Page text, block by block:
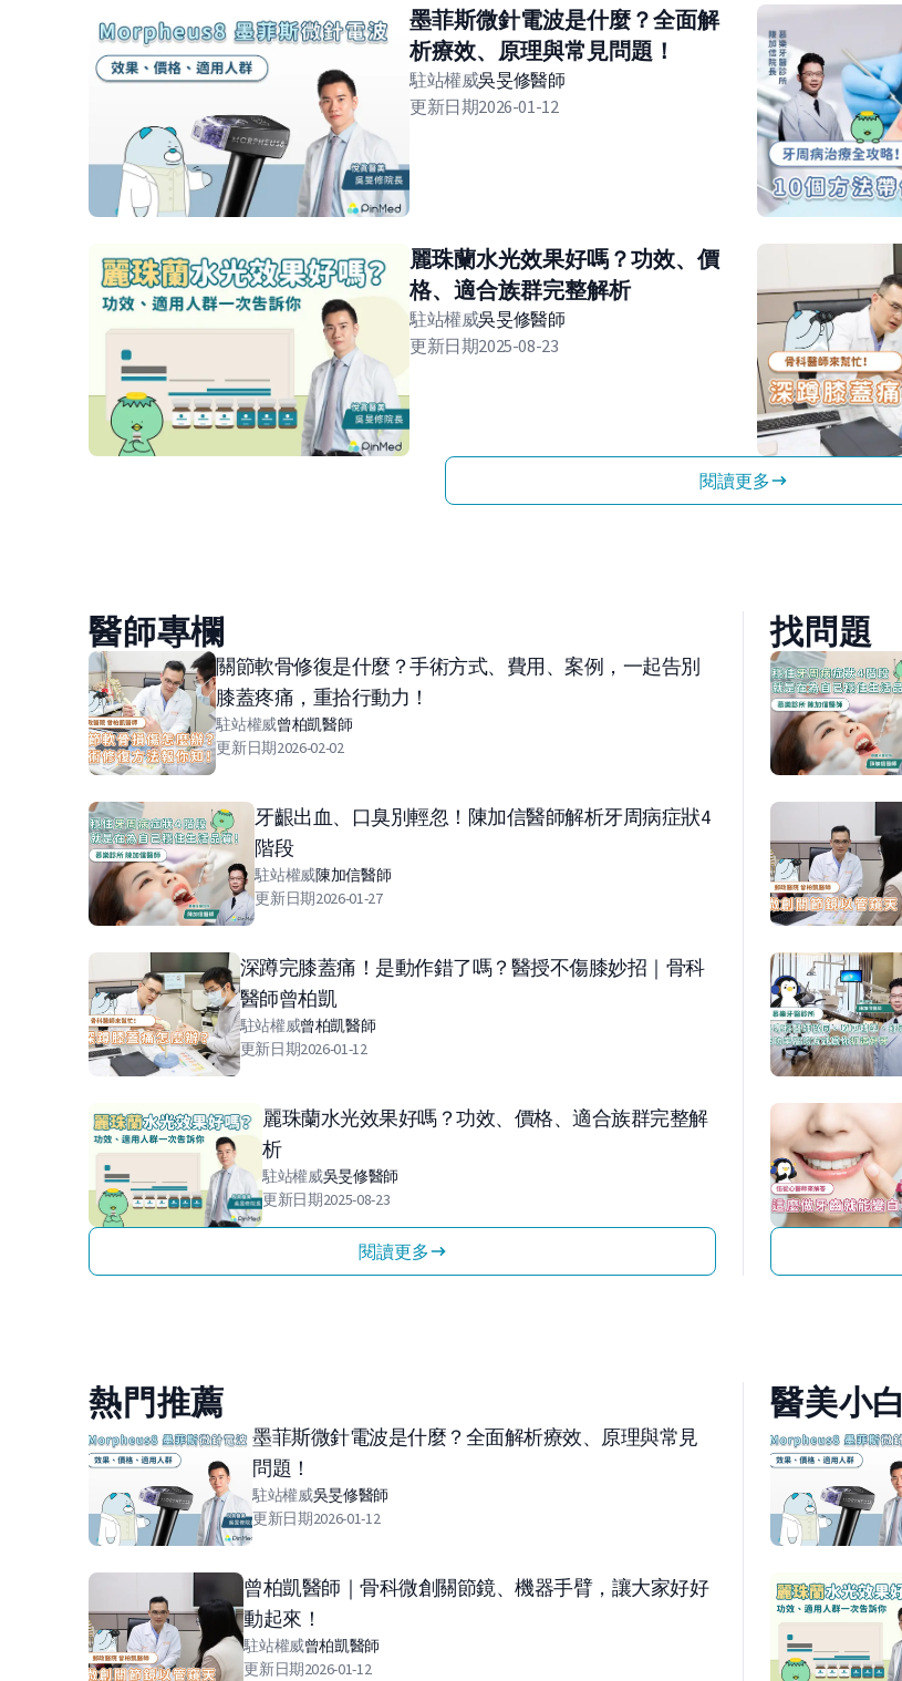
墨菲斯微針電波是什麼？全面解
析療效、原理與常見問題！
駐站權威吳旻修醫師
更新日期2026-01-12
麗珠蘭水光效果好嗎？功效、價
格、適合族群完整解析
駐站權威吳旻修醫師
更新日期2025-08-23
閱讀更多
醫師專欄
關節軟骨修復是什麼？手術方式、費用、案例，一起告別
膝蓋疼痛，重拾行動力！
駐站權威曾柏凱醫師
更新日期2026-02-02
牙齦出血、口臭別輕忽！陳加信醫師解析牙周病症狀4
階段
駐站權威陳加信醫師
更新日期2026-01-27
深蹲完膝蓋痛！是動作錯了嗎？醫授不傷膝妙招｜骨科
醫師曾柏凱
駐站權威曾柏凱醫師
更新日期2026-01-12
麗珠蘭水光效果好嗎？功效、價格、適合族群完整解
析
駐站權威吳旻修醫師
更新日期2025-08-23
閱讀更多
找問題
熱門推薦
墨菲斯微針電波是什麼？全面解析療效、原理與常見
問題！
駐站權威吳旻修醫師
更新日期2026-01-12
曾柏凱醫師｜骨科微創關節鏡、機器手臂，讓大家好好
動起來！
駐站權威曾柏凱醫師
更新日期2026-01-12
醫美小白